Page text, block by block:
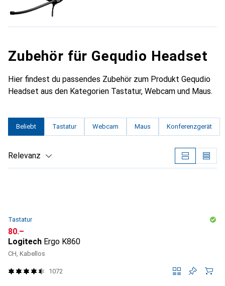
Zubehör für Gequdio Headset
Hier findest du passendes Zubehör zum Produkt Gequdio
Headset aus den Kategorien Tastatur, Webcam und Maus.
Beliebt Tastatur Webcam Maus Konferenzgerät
Relevanz
Tastatur
CHF
80.–
Logitech Ergo K860
CH, Kabellos
1072